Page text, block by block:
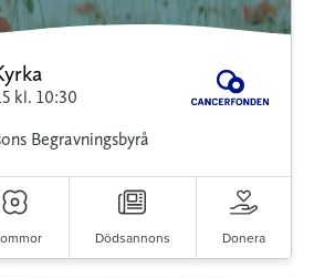
kl. 10:30
Begravningsbyrå
Dödsannons Donera